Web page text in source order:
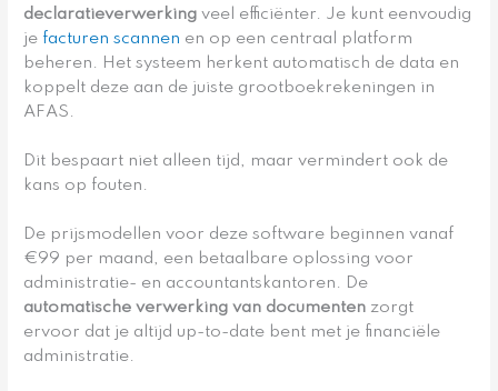
declaratieverwerking veel efficiënter. Je kunt eenvoudig
je facturen scannen en op een centraal platform
beheren. Het systeem herkent automatisch de data en
koppelt deze aan de juiste grootboekrekeningen in
AFAS.
Dit bespaart niet alleen tijd, maar vermindert ook de
kans op fouten.
De prijsmodellen voor deze software beginnen vanaf
€99 per maand, een betaalbare oplossing voor
administratie- en accountantskantoren. De
automatische verwerking van documenten zorgt
ervoor dat je altijd up-to-date bent met je financiële
administratie.